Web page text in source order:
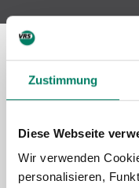
Zustimmung
Diese Webseite
Wir verwenden
personalisieren,